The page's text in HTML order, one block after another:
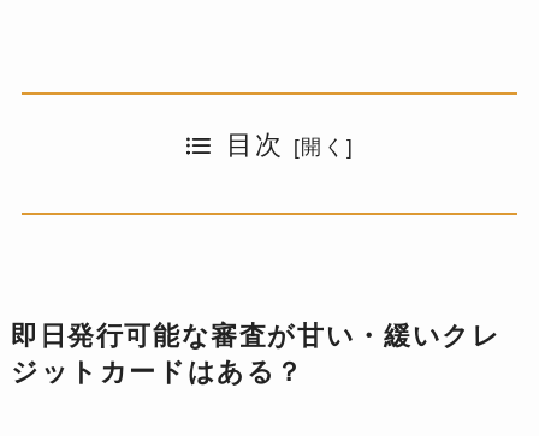
目次
即日発行可能な審査が甘い・緩いクレ
ジットカードはある？